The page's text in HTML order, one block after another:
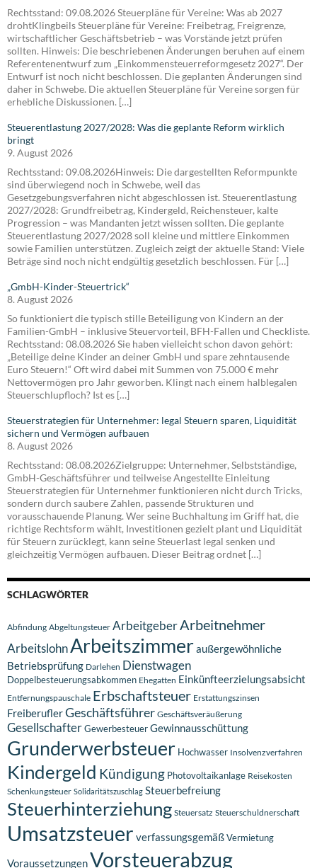
Rechtsstand: 09.08.2026 Steuerpläne für Vereine: Was ab 2027
drohtKlingbeils Steuerpläne für Vereine: Freibetrag, Freigrenze,
wirtschaftlicher Geschäftsbetrieb – was Vorstände jetzt prüfen
sollten. Hinweis: Die beschriebenen Änderungen beruhen auf einem
Referentenentwurf zum „Einkommensteuerreformgesetz 2027“. Der
Entwurf ist noch nicht beschlossen. Die geplanten Änderungen sind
daher in Schwebe. Die aktuellen Steuerpläne für Vereine sorgen für
erhebliche Diskussionen. […]
Steuerentlastung 2027/2028: Was die geplante Reform wirklich
bringt
9. August 2026
Rechtsstand: 09.08.2026Hinweis: Die dargestellten Reformpunkte
sind überwiegend noch in Schwebe, weil das
Gesetzgebungsverfahren nicht abgeschlossen ist. Steuerentlastung
2027/2028: Grundfreibetrag, Kindergeld, Reichensteuer, kalte
Progression – was Mandanten jetzt wissen sollten. Die geplante
Steuerentlastung 2027/2028 soll kleine und mittlere Einkommen
sowie Familien unterstützen. Zugleich zeigt der aktuelle Stand: Viele
Beträge sind noch nicht endgültig gesetzlich beschlossen. Für […]
„GmbH-Kinder-Steuertrick“
8. August 2026
So funktioniert die typisch stille Beteiligung von Kindern an der
Familien-GmbH – inklusive Steuervorteil, BFH-Fallen und Checkliste.
Rechtsstand: 08.08.2026 Sie haben vielleicht schon davon gehört:
„Beteilige deine Kinder an deiner GmbH und spare zehntausende
Euro Steuern!“ Oft wird dabei mit Summen von 75.000 € mehr
Nettovermögen pro Jahr geworben. Klingt nach einem halblegalen
Steuerschlupfloch? Ist es […]
Steuerstrategien für Unternehmer: legal Steuern sparen, Liquidität
sichern und Vermögen aufbauen
8. August 2026
Rechtsstand: 08.08.2026Zielgruppe: Unternehmer, Selbstständige,
GmbH-Geschäftsführer und teilweise Angestellte Einleitung
Steuerstrategien für Unternehmer funktionieren nicht durch Tricks,
sondern durch saubere Zahlen, passende Strukturen und
vorausschauende Planung. Wer seine Buchhaltung im Griff hat, die
richtige Rechtsform wählt, Investitionen gezielt plant und Liquidität
für Steuern zurücklegt, kann seine Steuerlast legal senken und
gleichzeitig Vermögen aufbauen. Dieser Beitrag ordnet […]
SCHLAGWÖRTER
Abfindung Abgeltungsteuer ArbeitgeberArbeitnehmer
ArbeitslohnArbeitszimmeraußergewöhnliche
Betriebsprüfung Darlehen Dienstwagen
Doppelbesteuerungsabkommen Ehegatten Einkünfteerzielungsabsicht
Entfernungspauschale Erbschaftsteuer Erstattungszinsen
FreiberuflerGeschäftsführer Geschäftsveräußerung
GesellschafterGewerbesteuerGewinnausschüttung
Grunderwerbsteuer Hochwasser Insolvenzverfahren
Kindergeld Kündigung Photovoltaikanlage Reisekosten
Schenkungsteuer Solidaritätszuschlag Steuerbefreiung
Steuerhinterziehung Steuersatz Steuerschuldnerschaft
Umsatzsteuer verfassungsgemäßVermietung
VoraussetzungenVorsteuerabzug